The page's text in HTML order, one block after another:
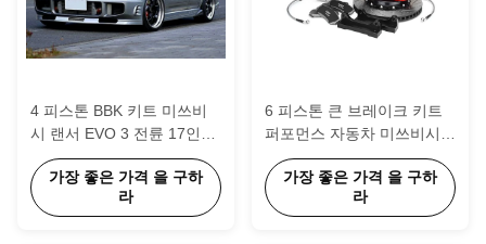
4 피스톤 BBK 키트 미쓰비
시 랜서 EVO 3 전륜 17인치
18인치 345*32mm
355*32mm 로터
가장 좋은 가격 을 구하
라
6 피스톤 큰 브레이크 키트
퍼포먼스 자동차 미쓰비시
랜서 EVO 3 - 10
가장 좋은 가격 을 구하
라